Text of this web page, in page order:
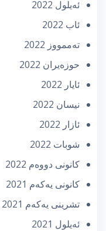
ئه‌یلول 2022
ئاب 2022
تەممووز 2022
حوزه‌یران 2022
ئایار 2022
نیسان 2022
ئازار 2022
شوبات 2022
كانونی دووه‌م 2022
كانونی یه‌كه‌م 2021
تشرینی یه‌كه‌م 2021
ئه‌یلول 2021